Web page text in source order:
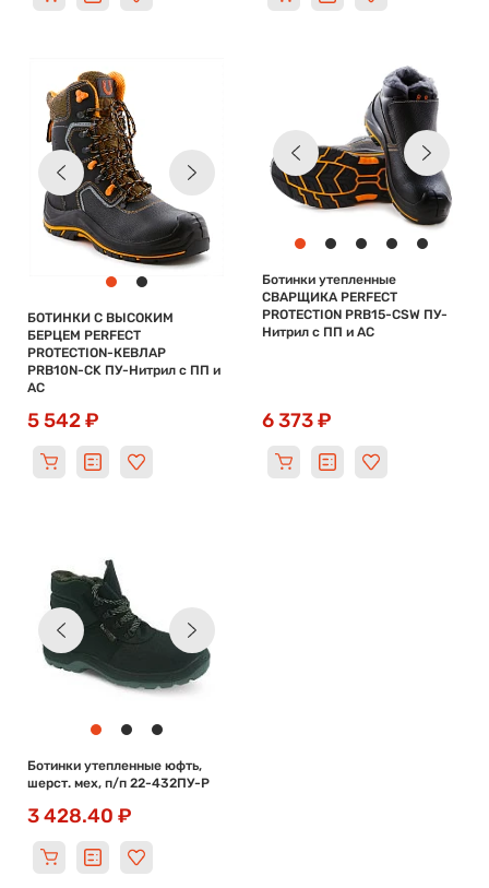
БОТИНКИ С ВЫСОКИМ
БЕРЦЕМ PERFECT
PROTECTION-КЕВЛАР
PRB10N-CK ПУ-Нитрил с ПП и
АС
5 542 ₽
Ботинки утепленные
СВАРЩИКА PERFECT
PROTECTION PRB15-CSW ПУ-
Нитрил с ПП и АС
6 373 ₽
Ботинки утепленные юфть,
шерст. мех, п/п 22-432ПУ-Р
3 428.40 ₽